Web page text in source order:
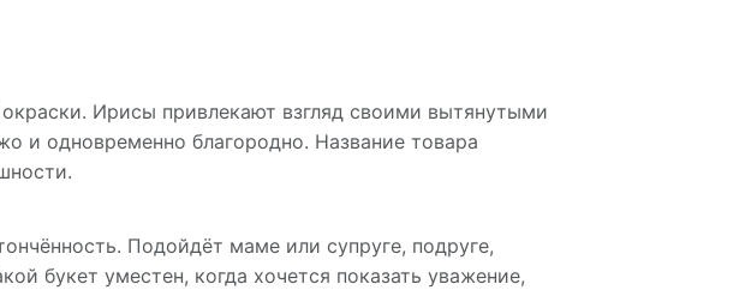
Ирисы привлекают взгляд своими вытянутыми
и одновременно благородно. Название товара
Подойдёт маме или супруге, подруге,
букет уместен, когда хочется показать уважение,